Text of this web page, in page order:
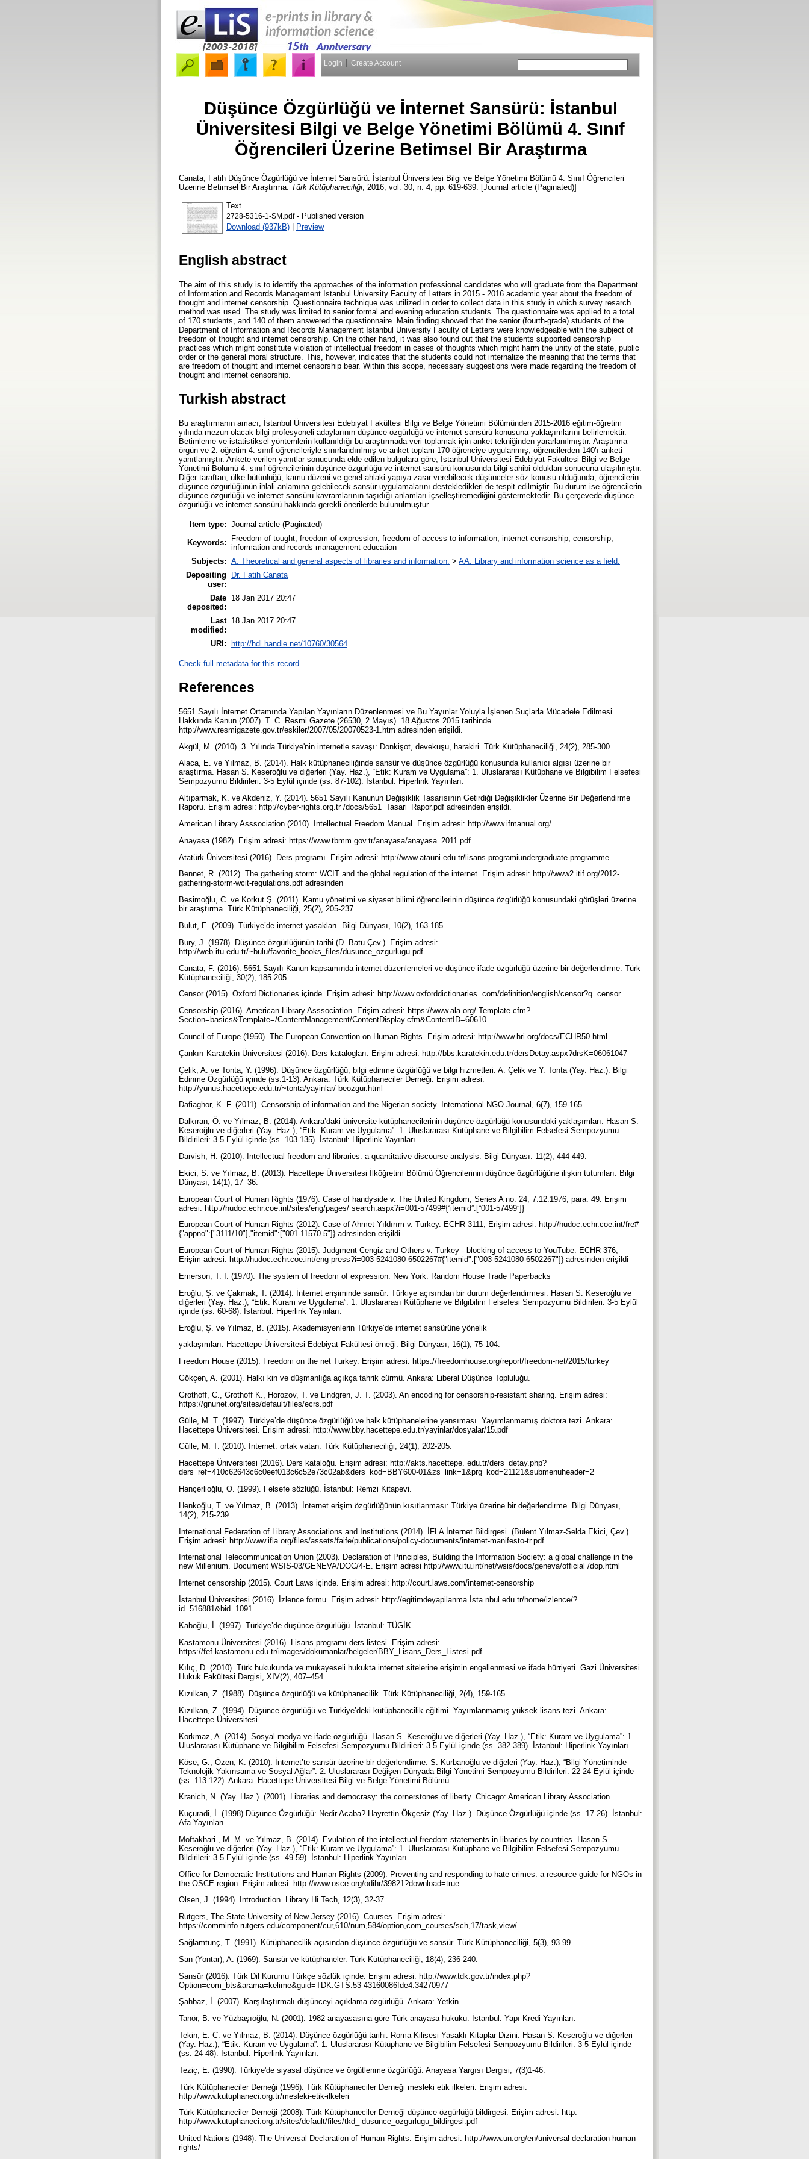
Login Create Account
Düşünce Özgürlüğü ve İnternet Sansürü: İstanbul
Üniversitesi Bilgi ve Belge Yönetimi Bölümü 4. Sınıf
Öğrencileri Üzerine Betimsel Bir Araştırma
Canata, Fatih Düşünce Özgürlüğü ve İnternet Sansürü: İstanbul Üniversitesi Bilgi ve Belge Yönetimi Bölümü 4. Sınıf Öğrencileri
Üzerine Betimsel Bir Araştırma. Türk Kütüphaneciliği , 2016, vol. 30, n. 4, pp. 619-639. [Journal article (Paginated)]
Text
2728-5316-1-SM.pdf- Published version
Download (937kB) | Preview
English abstract
The aim of this study is to identify the approaches of the information professional candidates who will graduate from the Department
of Information and Records Management Istanbul University Faculty of Letters in 2015 - 2016 academic year about the freedom of
thought and internet censorship. Questionnaire technique was utilized in order to collect data in this study in which survey resarch
method was used. The study was limited to senior formal and evening education students. The questionnaire was applied to a total
of 170 students, and 140 of them answered the questionnaire. Main finding showed that the senior (fourth-grade) students of the
Department of Information and Records Management Istanbul University Faculty of Letters were knowledgeable with the subject of
freedom of thought and internet censorship. On the other hand, it was also found out that the students supported censorship
practices which might constitute violation of intellectual freedom in cases of thoughts which might harm the unity of the state, public
order or the general moral structure. This, however, indicates that the students could not internalize the meaning that the terms that
are freedom of thought and internet censorship bear. Within this scope, necessary suggestions were made regarding the freedom of
thought and internet censorship.
Turkish abstract
Bu araştırmanın amacı, İstanbul Üniversitesi Edebiyat Fakültesi Bilgi ve Belge Yönetimi Bölümünden 2015-2016 eğitim-öğretim
yılında mezun olacak bilgi profesyoneli adaylarının düşünce özgürlüğü ve internet sansürü konusuna yaklaşımlarını belirlemektir.
Betimleme ve istatistiksel yöntemlerin kullanıldığı bu araştırmada veri toplamak için anket tekniğinden yararlanılmıştır. Araştırma
örgün ve 2. öğretim 4. sınıf öğrencileriyle sınırlandırılmış ve anket toplam 170 öğrenciye uygulanmış, öğrencilerden 140’ı anketi
yanıtlamıştır. Ankete verilen yanıtlar sonucunda elde edilen bulgulara göre, İstanbul Üniversitesi Edebiyat Fakültesi Bilgi ve Belge
Yönetimi Bölümü 4. sınıf öğrencilerinin düşünce özgürlüğü ve internet sansürü konusunda bilgi sahibi oldukları sonucuna ulaşılmıştır.
Diğer taraftan, ülke bütünlüğü, kamu düzeni ve genel ahlaki yapıya zarar verebilecek düşünceler söz konusu olduğunda, öğrencilerin
düşünce özgürlüğünün ihlali anlamına gelebilecek sansür uygulamalarını destekledikleri de tespit edilmiştir. Bu durum ise öğrencilerin
düşünce özgürlüğü ve internet sansürü kavramlarının taşıdığı anlamları içselleştiremediğini göstermektedir. Bu çerçevede düşünce
özgürlüğü ve internet sansürü hakkında gerekli önerilerde bulunulmuştur.
Item type: Journal article (Paginated)
Keywords:
Freedom of tought; freedom of expression; freedom of access to information; internet censorship; censorship;
information and records management education
Subjects: A. Theoretical and general aspects of libraries and information. > AA. Library and information science as a field.
Depositing
user:
Dr. Fatih Canata
Date
deposited:
18 Jan 2017 20:47
Last
modified:
18 Jan 2017 20:47
URI: http://hdl.handle.net/10760/30564
Check full metadata for this record
References
5651 Sayılı İnternet Ortamında Yapılan Yayınların Düzenlenmesi ve Bu Yayınlar Yoluyla İşlenen Suçlarla Mücadele Edilmesi
Hakkında Kanun (2007). T. C. Resmi Gazete (26530, 2 Mayıs). 18 Ağustos 2015 tarihinde
http://www.resmigazete.gov.tr/eskiler/2007/05/20070523-1.htm adresinden erişildi.
Akgül, M. (2010). 3. Yılında Türkiye'nin internetle savaşı: Donkişot, devekuşu, harakiri. Türk Kütüphaneciliği, 24(2), 285-300.
Alaca, E. ve Yılmaz, B. (2014). Halk kütüphaneciliğinde sansür ve düşünce özgürlüğü konusunda kullanıcı algısı üzerine bir
araştırma. Hasan S. Keseroğlu ve diğerleri (Yay. Haz.), “Etik: Kuram ve Uygulama”: 1. Uluslararası Kütüphane ve Bilgibilim Felsefesi
Sempozyumu Bildirileri: 3-5 Eylül içinde (ss. 87-102). İstanbul: Hiperlink Yayınları.
Altıparmak, K. ve Akdeniz, Y. (2014). 5651 Sayılı Kanunun Değişiklik Tasarısının Getirdiği Değişiklikler Üzerine Bir Değerlendirme
Raporu. Erişim adresi: http://cyber-rights.org.tr /docs/5651_Tasari_Rapor.pdf adresinden erişildi.
American Library Asssociation (2010). Intellectual Freedom Manual. Erişim adresi: http://www.ifmanual.org/
Anayasa (1982). Erişim adresi: https://www.tbmm.gov.tr/anayasa/anayasa_2011.pdf
Atatürk Üniversitesi (2016). Ders programı. Erişim adresi: http://www.atauni.edu.tr/lisans-programiundergraduate-programme
Bennet, R. (2012). The gathering storm: WCIT and the global regulation of the internet. Erişim adresi: http://www2.itif.org/2012-
gathering-storm-wcit-regulations.pdf adresinden
Besimoğlu, C. ve Korkut Ş. (2011). Kamu yönetimi ve siyaset bilimi öğrencilerinin düşünce özgürlüğü konusundaki görüşleri üzerine
bir araştırma. Türk Kütüphaneciliği, 25(2), 205-237.
Bulut, E. (2009). Türkiye’de internet yasakları. Bilgi Dünyası, 10(2), 163-185.
Bury, J. (1978). Düşünce özgürlüğünün tarihi (D. Batu Çev.). Erişim adresi:
http://web.itu.edu.tr/~bulu/favorite_books_files/dusunce_ozgurlugu.pdf
Canata, F. (2016). 5651 Sayılı Kanun kapsamında internet düzenlemeleri ve düşünce-ifade özgürlüğü üzerine bir değerlendirme. Türk
Kütüphaneciliği, 30(2), 185-205.
Censor (2015). Oxford Dictionaries içinde. Erişim adresi: http://www.oxforddictionaries. com/definition/english/censor?q=censor
Censorship (2016). American Library Asssociation. Erişim adresi: https://www.ala.org/ Template.cfm?
Section=basics&Template=/ContentManagement/ContentDisplay.cfm&ContentID=60610
Council of Europe (1950). The European Convention on Human Rights. Erişim adresi: http://www.hri.org/docs/ECHR50.html
Çankırı Karatekin Üniversitesi (2016). Ders katalogları. Erişim adresi: http://bbs.karatekin.edu.tr/dersDetay.aspx?drsK=06061047
Çelik, A. ve Tonta, Y. (1996). Düşünce özgürlüğü, bilgi edinme özgürlüğü ve bilgi hizmetleri. A. Çelik ve Y. Tonta (Yay. Haz.). Bilgi
Edinme Özgürlüğü içinde (ss.1-13). Ankara: Türk Kütüphaneciler Derneği. Erişim adresi:
http://yunus.hacettepe.edu.tr/~tonta/yayinlar/ beozgur.html
Dafiaghor, K. F. (2011). Censorship of information and the Nigerian society. International NGO Journal, 6(7), 159-165.
Dalkıran, Ö. ve Yılmaz, B. (2014). Ankara’daki üniversite kütüphanecilerinin düşünce özgürlüğü konusundaki yaklaşımları. Hasan S.
Keseroğlu ve diğerleri (Yay. Haz.), “Etik: Kuram ve Uygulama”: 1. Uluslararası Kütüphane ve Bilgibilim Felsefesi Sempozyumu
Bildirileri: 3-5 Eylül içinde (ss. 103-135). İstanbul: Hiperlink Yayınları.
Darvish, H. (2010). Intellectual freedom and libraries: a quantitative discourse analysis. Bilgi Dünyası. 11(2), 444-449.
Ekici, S. ve Yılmaz, B. (2013). Hacettepe Üniversitesi İlköğretim Bölümü Öğrencilerinin düşünce özgürlüğüne ilişkin tutumları. Bilgi
Dünyası, 14(1), 17–36.
European Court of Human Rights (1976). Case of handyside v. The United Kingdom, Series A no. 24, 7.12.1976, para. 49. Erişim
adresi: http://hudoc.echr.coe.int/sites/eng/pages/ search.aspx?i=001-57499#{“itemid”:[“001-57499”]}
European Court of Human Rights (2012). Case of Ahmet Yıldırım v. Turkey. ECHR 3111, Erişim adresi: http://hudoc.echr.coe.int/fre#
{"appno":["3111/10"],"itemid":["001-11570 5"]} adresinden erişildi.
European Court of Human Rights (2015). Judgment Cengiz and Others v. Turkey - blocking of access to YouTube. ECHR 376,
Erişim adresi: http://hudoc.echr.coe.int/eng-press?i=003-5241080-6502267#{"itemid":["003-5241080-6502267"]} adresinden erişildi
Emerson, T. I. (1970). The system of freedom of expression. New York: Random House Trade Paperbacks
Eroğlu, Ş. ve Çakmak, T. (2014). İnternet erişiminde sansür: Türkiye açısından bir durum değerlendirmesi. Hasan S. Keseroğlu ve
diğerleri (Yay. Haz.), “Etik: Kuram ve Uygulama”: 1. Uluslararası Kütüphane ve Bilgibilim Felsefesi Sempozyumu Bildirileri: 3-5 Eylül
içinde (ss. 60-68). İstanbul: Hiperlink Yayınları.
Eroğlu, Ş. ve Yılmaz, B. (2015). Akademisyenlerin Türkiye’de internet sansürüne yönelik
yaklaşımları: Hacettepe Üniversitesi Edebiyat Fakültesi örneği. Bilgi Dünyası, 16(1), 75-104.
Freedom House (2015). Freedom on the net Turkey. Erişim adresi: https://freedomhouse.org/report/freedom-net/2015/turkey
Gökçen, A. (2001). Halkı kin ve düşmanlığa açıkça tahrik cürmü. Ankara: Liberal Düşünce Topluluğu.
Grothoff, C., Grothoff K., Horozov, T. ve Lindgren, J. T. (2003). An encoding for censorship-resistant sharing. Erişim adresi:
https://gnunet.org/sites/default/files/ecrs.pdf
Gülle, M. T. (1997). Türkiye’de düşünce özgürlüğü ve halk kütüphanelerine yansıması. Yayımlanmamış doktora tezi. Ankara:
Hacettepe Üniversitesi. Erişim adresi: http://www.bby.hacettepe.edu.tr/yayinlar/dosyalar/15.pdf
Gülle, M. T. (2010). İnternet: ortak vatan. Türk Kütüphaneciliği, 24(1), 202-205.
Hacettepe Üniversitesi (2016). Ders kataloğu. Erişim adresi: http://akts.hacettepe. edu.tr/ders_detay.php?
ders_ref=410c62643c6c0eef013c6c52e73c02ab&ders_kod=BBY600-01&zs_link=1&prg_kod=21121&submenuheader=2
Hançerlioğlu, O. (1999). Felsefe sözlüğü. İstanbul: Remzi Kitapevi.
Henkoğlu, T. ve Yılmaz, B. (2013). İnternet erişim özgürlüğünün kısıtlanması: Türkiye üzerine bir değerlendirme. Bilgi Dünyası,
14(2), 215-239.
International Federation of Library Associations and Institutions (2014). İFLA İnternet Bildirgesi. (Bülent Yılmaz-Selda Ekici, Çev.).
Erişim adresi: http://www.ifla.org/files/assets/faife/publications/policy-documents/internet-manifesto-tr.pdf
International Telecommunication Union (2003). Declaration of Principles, Building the Information Society: a global challenge in the
new Millenium. Document WSIS-03/GENEVA/DOC/4-E. Erişim adresi http://www.itu.int/net/wsis/docs/geneva/official /dop.html
Internet censorship (2015). Court Laws içinde. Erişim adresi: http://court.laws.com/internet-censorship
İstanbul Üniversitesi (2016). İzlence formu. Erişim adresi: http://egitimdeyapilanma.İsta nbul.edu.tr/home/izlence/?
id=516881&bid=1091
Kaboğlu, İ. (1997). Türkiye’de düşünce özgürlüğü. İstanbul: TÜGİK.
Kastamonu Üniversitesi (2016). Lisans programı ders listesi. Erişim adresi:
https://fef.kastamonu.edu.tr/images/dokumanlar/belgeler/BBY_Lisans_Ders_Listesi.pdf
Kılıç, D. (2010). Türk hukukunda ve mukayeseli hukukta internet sitelerine erişimin engellenmesi ve ifade hürriyeti. Gazi Üniversitesi
Hukuk Fakültesi Dergisi, XIV(2), 407–454.
Kızılkan, Z. (1988). Düşünce özgürlüğü ve kütüphanecilik. Türk Kütüphaneciliği, 2(4), 159-165.
Kızılkan, Z. (1994). Düşünce özgürlüğü ve Türkiye’deki kütüphanecilik eğitimi. Yayımlanmamış yüksek lisans tezi. Ankara:
Hacettepe Üniversitesi.
Korkmaz, A. (2014). Sosyal medya ve ifade özgürlüğü. Hasan S. Keseroğlu ve diğerleri (Yay. Haz.), “Etik: Kuram ve Uygulama”: 1.
Uluslararası Kütüphane ve Bilgibilim Felsefesi Sempozyumu Bildirileri: 3-5 Eylül içinde (ss. 382-389). İstanbul: Hiperlink Yayınları.
Köse, G., Özen, K. (2010). İnternet’te sansür üzerine bir değerlendirme. S. Kurbanoğlu ve diğeleri (Yay. Haz.), “Bilgi Yönetiminde
Teknolojik Yakınsama ve Sosyal Ağlar”: 2. Uluslararası Değişen Dünyada Bilgi Yönetimi Sempozyumu Bildirileri: 22-24 Eylül içinde
(ss. 113-122). Ankara: Hacettepe Üniversitesi Bilgi ve Belge Yönetimi Bölümü.
Kranich, N. (Yay. Haz.). (2001). Libraries and democrasy: the cornerstones of liberty. Chicago: American Library Association.
Kuçuradi, İ. (1998) Düşünce Özgürlüğü: Nedir Acaba? Hayrettin Ökçesiz (Yay. Haz.). Düşünce Özgürlüğü içinde (ss. 17-26). İstanbul:
Afa Yayınları.
Moftakhari , M. M. ve Yılmaz, B. (2014). Evulation of the intellectual freedom statements in libraries by countries. Hasan S.
Keseroğlu ve diğerleri (Yay. Haz.), “Etik: Kuram ve Uygulama”: 1. Uluslararası Kütüphane ve Bilgibilim Felsefesi Sempozyumu
Bildirileri: 3-5 Eylül içinde (ss. 49-59). İstanbul: Hiperlink Yayınları.
Office for Democratic Institutions and Human Rights (2009). Preventing and responding to hate crimes: a resource guide for NGOs in
the OSCE region. Erişim adresi: http://www.osce.org/odihr/39821?download=true
Olsen, J. (1994). Introduction. Library Hi Tech, 12(3), 32-37.
Rutgers, The State University of New Jersey (2016). Courses. Erişim adresi:
https://comminfo.rutgers.edu/component/cur,610/num,584/option,com_courses/sch,17/task,view/
Sağlamtunç, T. (1991). Kütüphanecilik açısından düşünce özgürlüğü ve sansür. Türk Kütüphaneciliği, 5(3), 93-99.
San (Yontar), A. (1969). Sansür ve kütüphaneler. Türk Kütüphaneciliği, 18(4), 236-240.
Sansür (2016). Türk Dil Kurumu Türkçe sözlük içinde. Erişim adresi: http://www.tdk.gov.tr/index.php?
Option=com_bts&arama=kelime&guid=TDK.GTS.53 43160086fde4.34270977
Şahbaz, İ. (2007). Karşılaştırmalı düşünceyi açıklama özgürlüğü. Ankara: Yetkin.
Tanör, B. ve Yüzbaşıoğlu, N. (2001). 1982 anayasasına göre Türk anayasa hukuku. İstanbul: Yapı Kredi Yayınları.
Tekin, E. C. ve Yılmaz, B. (2014). Düşünce özgürlüğü tarihi: Roma Kilisesi Yasaklı Kitaplar Dizini. Hasan S. Keseroğlu ve diğerleri
(Yay. Haz.), “Etik: Kuram ve Uygulama”: 1. Uluslararası Kütüphane ve Bilgibilim Felsefesi Sempozyumu Bildirileri: 3-5 Eylül içinde
(ss. 24-48). İstanbul: Hiperlink Yayınları.
Teziç, E. (1990). Türkiye'de siyasal düşünce ve örgütlenme özgürlüğü. Anayasa Yargısı Dergisi, 7(3)1-46.
Türk Kütüphaneciler Derneği (1996). Türk Kütüphaneciler Derneği mesleki etik ilkeleri. Erişim adresi:
http://www.kutuphaneci.org.tr/mesleki-etik-ilkeleri
Türk Kütüphaneciler Derneği (2008). Türk Kütüphaneciler Derneği düşünce özgürlüğü bildirgesi. Erişim adresi: http:
http://www.kutuphaneci.org.tr/sites/default/files/tkd_ dusunce_ozgurlugu_bildirgesi.pdf
United Nations (1948). The Universal Declaration of Human Rights. Erişim adresi: http://www.un.org/en/universal-declaration-human-
rights/